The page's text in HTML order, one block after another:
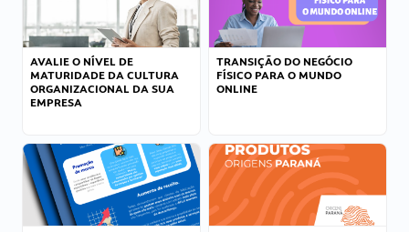
AVALIE O NÍVEL DE
MATURIDADE DA CULTURA
ORGANIZACIONAL DA SUA
EMPRESA
TRANSIÇÃO DO NEGÓCIO
FÍSICO PARA O MUNDO
ONLINE